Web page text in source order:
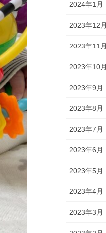
2024年1月
2023年12月
2023年11月
2023年10月
2023年9月
2023年8月
2023年7月
2023年6月
2023年5月
2023年4月
2023年3月